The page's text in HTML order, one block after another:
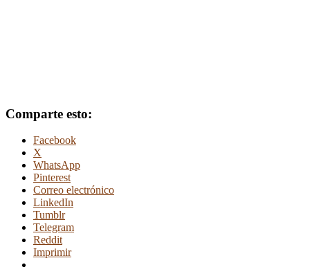
Comparte esto:
Facebook
X
WhatsApp
Pinterest
Correo electrónico
LinkedIn
Tumblr
Telegram
Reddit
Imprimir